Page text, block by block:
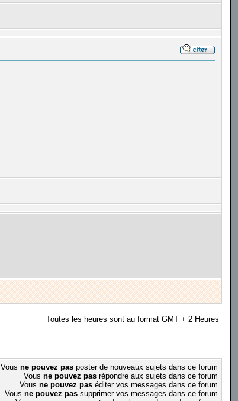
Toutes les heures sont au format GMT + 2 Heures
Vous ne pouvez pasposter de nouveaux sujets dans ce forum
Vous ne pouvez pasrépondre aux sujets dans ce forum
Vous ne pouvez paséditer vos messages dans ce forum
Vous ne pouvez passupprimer vos messages dans ce forum